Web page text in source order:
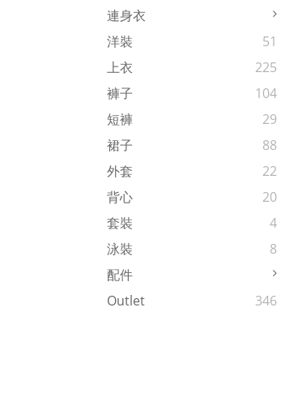
連身衣
洋裝
51
上衣
225
褲子
104
短褲
29
裙子
88
外套
22
背心
20
套裝
4
泳裝
8
配件
Outlet
346